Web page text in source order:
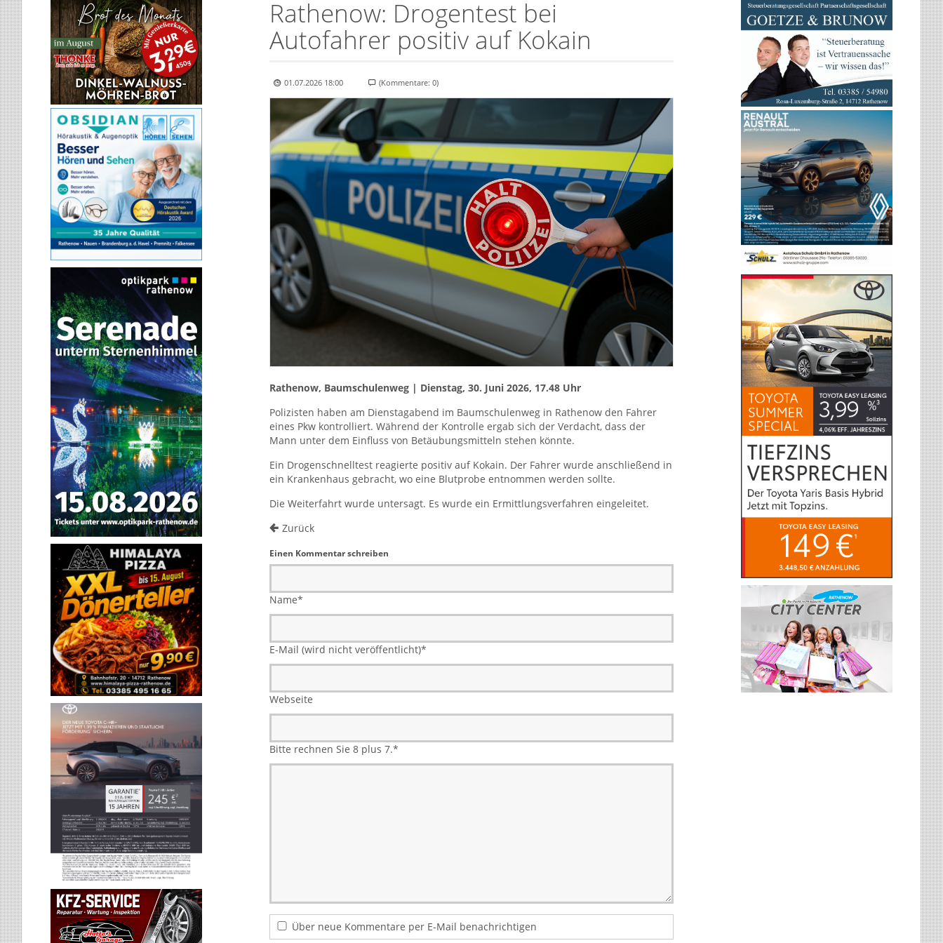
Rathenow: Drogentest bei
Autofahrer positiv auf Kokain
01.07.2026 18:00 (Kommentare: 0)
Rathenow, Baumschulenweg | Dienstag, 30. Juni 2026, 17.48 Uhr
Polizisten haben am Dienstagabend im Baumschulenweg in Rathenow den Fahrer
eines Pkw kontrolliert. Während der Kontrolle ergab sich der Verdacht, dass der
Mann unter dem Einfluss von Betäubungsmitteln stehen könnte.
Ein Drogenschnelltest reagierte positiv auf Kokain. Der Fahrer wurde anschließend in
ein Krankenhaus gebracht, wo eine Blutprobe entnommen werden sollte.
Die Weiterfahrt wurde untersagt. Es wurde ein Ermittlungsverfahren eingeleitet.
Zurück
Einen Kommentar schreiben
Name*
E-Mail (wird nicht veröffentlicht)*
Webseite
Bitte rechnen Sie 8 plus 7.*
Über neue Kommentare per E-Mail benachrichtigen